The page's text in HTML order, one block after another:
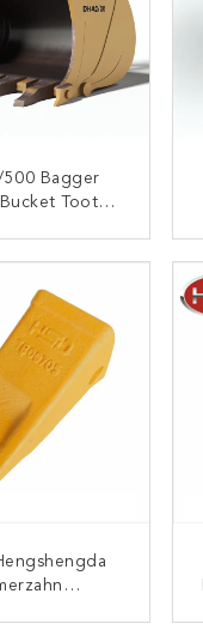
500 Bagger
Tooth